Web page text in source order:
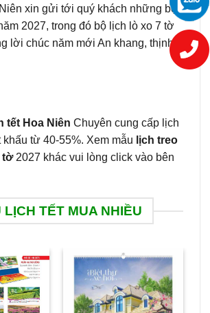
xin gửi tới quý khách những bộ
2027, trong đó bộ lịch lò xo 7 tờ
lời chúc năm mới An khang, thịnh
tết Hoa Niên Chuyên cung cấp lịch
khấu từ 40-55%. Xem mẫu lịch treo
tờ2027 khác vui lòng click vào bên
LỊCH TẾT MUA NHIỀU